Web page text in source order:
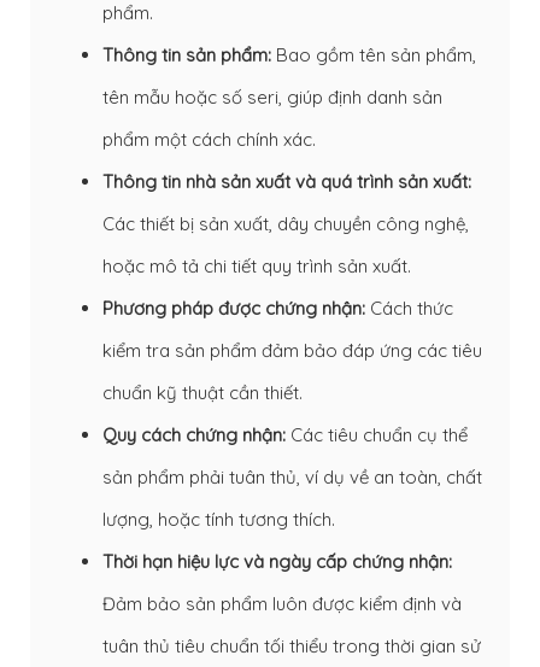
phẩm.
Thông tin sản phẩm: Bao gồm tên sản phẩm,
tên mẫu hoặc số seri, giúp định danh sản
phẩm một cách chính xác.
Thông tin nhà sản xuất và quá trình sản xuất:
Các thiết bị sản xuất, dây chuyền công nghệ,
hoặc mô tả chi tiết quy trình sản xuất.
Phương pháp được chứng nhận: Cách thức
kiểm tra sản phẩm đảm bảo đáp ứng các tiêu
chuẩn kỹ thuật cần thiết.
Quy cách chứng nhận: Các tiêu chuẩn cụ thể
sản phẩm phải tuân thủ, ví dụ về an toàn, chất
lượng, hoặc tính tương thích.
Thời hạn hiệu lực và ngày cấp chứng nhận:
Đảm bảo sản phẩm luôn được kiểm định và
tuân thủ tiêu chuẩn tối thiểu trong thời gian sử